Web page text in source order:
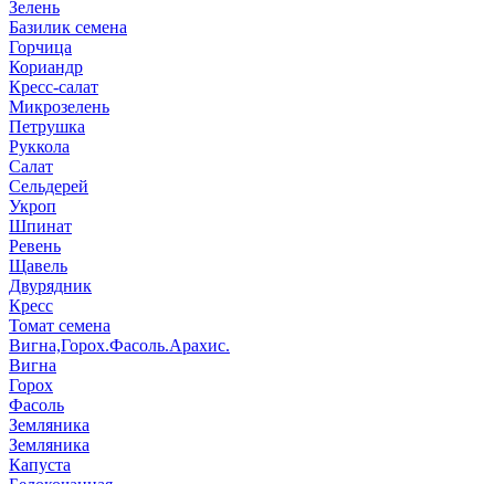
Зелень
Базилик семена
Горчица
Кориандр
Кресс-салат
Микрозелень
Петрушка
Руккола
Салат
Сельдерей
Укроп
Шпинат
Ревень
Щавель
Двурядник
Кресс
Томат семена
Вигна,Горох.Фасоль.Арахис.
Вигна
Горох
Фасоль
Земляника
Земляника
Капуста